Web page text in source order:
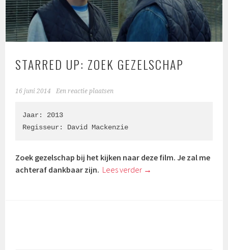
STARRED UP: ZOEK GEZELSCHAP
16 juni 2014 Een reactie plaatsen
Jaar: 2013
Zoek gezelschap bij het kijken naar deze film. Je zal me
achteraf dankbaar zijn. Lees verder →